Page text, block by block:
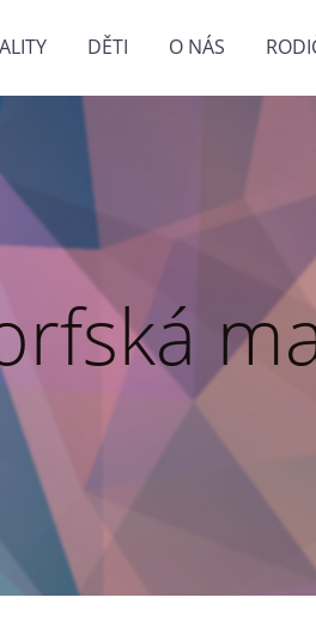
DĚTI O NÁS